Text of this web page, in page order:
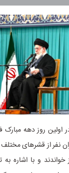
اولین روز دهه مبارک
خواندند و با اشاره